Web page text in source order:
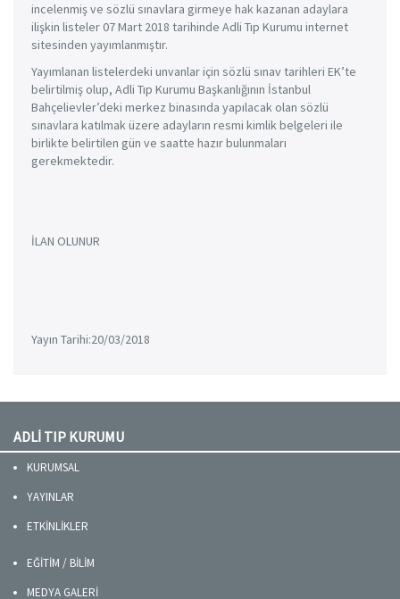
incelenmiş ve sözlü sınavlara girmeye hak kazanan adaylara
ilişkin listeler 07 Mart 2018 tarihinde Adli Tıp Kurumu internet
sitesinden yayımlanmıştır.
Yayımlanan listelerdeki unvanlar için sözlü sınav tarihleri EK’te
belirtilmiş olup, Adli Tıp Kurumu Başkanlığının İstanbul
Bahçelievler’deki merkez binasında yapılacak olan sözlü
sınavlara katılmak üzere adayların resmi kimlik belgeleri ile
birlikte belirtilen gün ve saatte hazır bulunmaları
gerekmektedir.
İLAN OLUNUR
Yayın Tarihi:20/03/2018
ADLİ TIP KURUMU
KURUMSAL
YAYINLAR
ETKİNLİKLER
EĞİTİM / BİLİM
MEDYA GALERİ